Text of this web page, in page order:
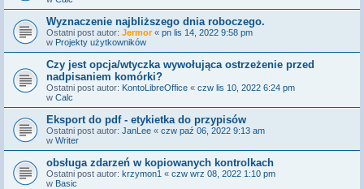
Wyznaczenie najbliższego dnia roboczego.
Ostatni post autor: Jermor« pn lis 14, 2022 9:58 pm
w Projekty użytkowników
Czy jest opcja/wtyczka wywołująca ostrzeżenie przed
nadpisaniem komórki?
Ostatni post autor: KontoLibreOffice « czw lis 10, 2022 6:24 pm
w Calc
Eksport do pdf - etykietka do przypisów
Ostatni post autor: JanLee « czw paź 06, 2022 9:13 am
w Writer
obsługa zdarzeń w kopiowanych kontrolkach
Ostatni post autor: krzymon1 « czw wrz 08, 2022 1:10 pm
w Basic